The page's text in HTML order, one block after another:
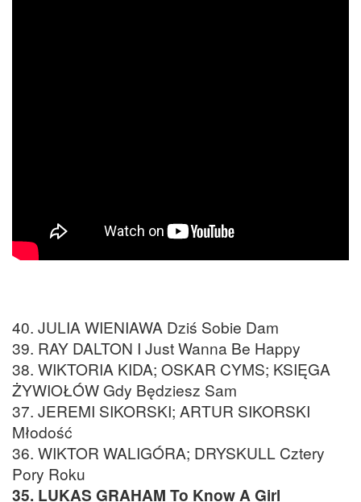
40. JULIA WIENIAWA Dziś Sobie Dam
39. RAY DALTON I Just Wanna Be Happy
38. WIKTORIA KIDA; OSKAR CYMS; KSIĘGA
ŻYWIOŁÓW Gdy Będziesz Sam
37. JEREMI SIKORSKI; ARTUR SIKORSKI
Młodość
36. WIKTOR WALIGÓRA; DRYSKULL Cztery
Pory Roku
35. LUKAS GRAHAM To Know A Girl